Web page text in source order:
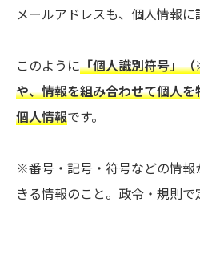
メールアドレスも、個人情報に
このように「個人識別符号」
や、情報を組み合わせて個人
個人情報です。
※番号・記号・符号などの情報
きる情報のこと。政令・規則で